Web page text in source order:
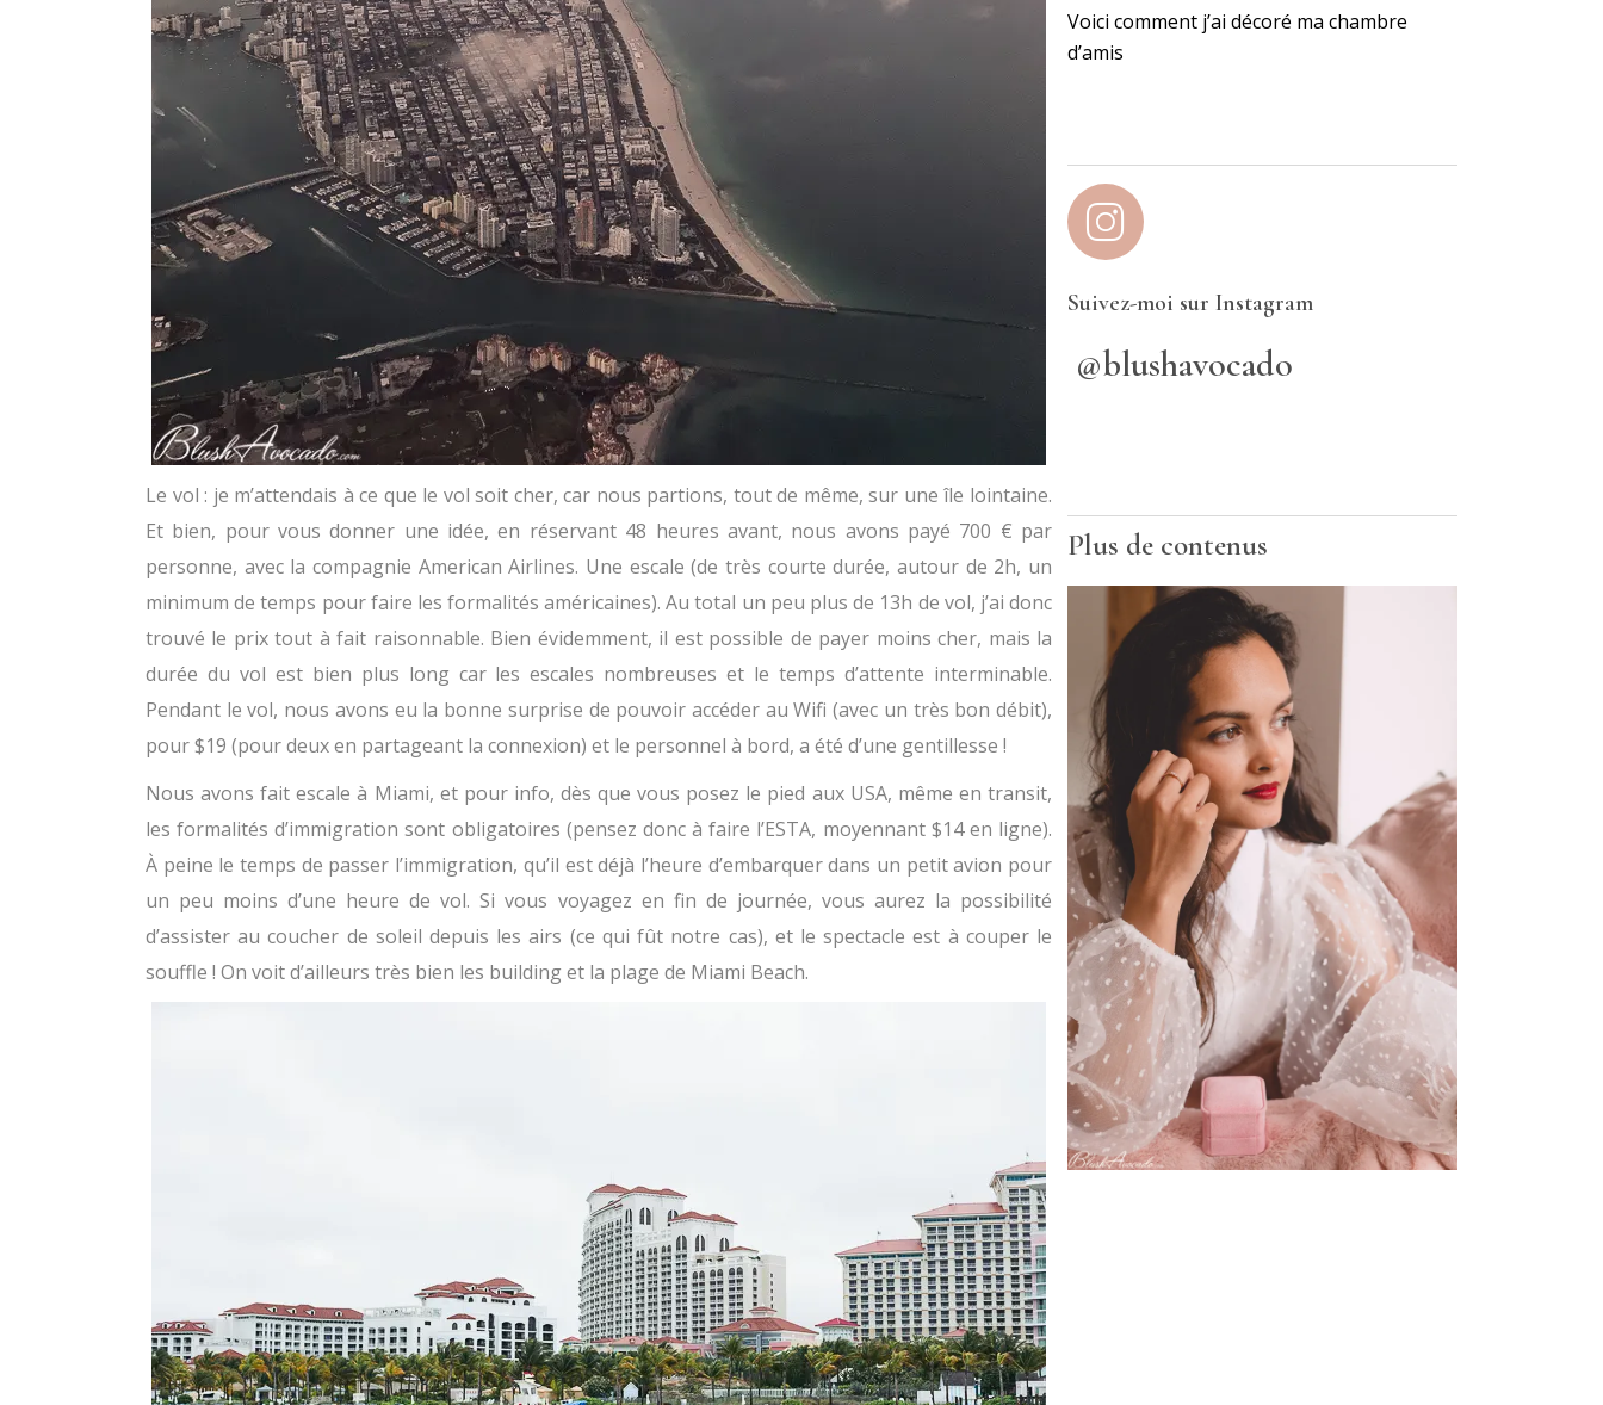
Le vol : je m’attendais à ce que le vol soit cher, car nous partions, tout de même, sur une île lointaine.
Et bien, pour vous donner une idée, en réservant 48 heures avant, nous avons payé 700 € par
personne, avec la compagnie American Airlines. Une escale (de très courte durée, autour de 2h, un
minimum de temps pour faire les formalités américaines). Au total un peu plus de 13h de vol, j’ai donc
trouvé le prix tout à fait raisonnable. Bien évidemment, il est possible de payer moins cher, mais la
durée du vol est bien plus long car les escales nombreuses et le temps d’attente interminable.
Pendant le vol, nous avons eu la bonne surprise de pouvoir accéder au Wifi (avec un très bon débit),
pour $19 (pour deux en partageant la connexion) et le personnel à bord, a été d’une gentillesse !
Nous avons fait escale à Miami, et pour info, dès que vous posez le pied aux USA, même en transit,
les formalités d’immigration sont obligatoires (pensez donc à faire l’ESTA, moyennant $14 en ligne).
À peine le temps de passer l’immigration, qu’il est déjà l’heure d’embarquer dans un petit avion pour
un peu moins d’une heure de vol. Si vous voyagez en fin de journée, vous aurez la possibilité
d’assister au coucher de soleil depuis les airs (ce qui fût notre cas), et le spectacle est à couper le
souffle ! On voit d’ailleurs très bien les building et la plage de Miami Beach.
Voici comment j’ai décoré ma chambre
d’amis
Suivez-moi sur Instagram
@blushavocado
Plus de contenus